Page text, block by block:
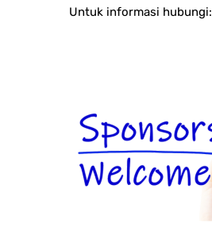
Untuk informasi hubungi: